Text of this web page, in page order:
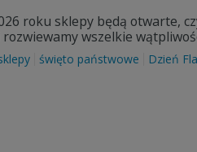
roku sklepy będą otwarte,
wszelkie
święto państwowe Dzień